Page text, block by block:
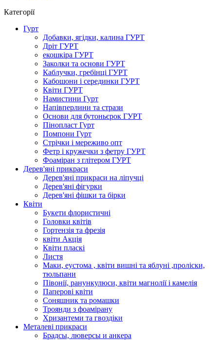
Категорії
Гурт
Добавки, ягідки, калина ГУРТ
Дріт ГУРТ
екошкіра ГУРТ
Заколки та основи ГУРТ
Каблучки, гребінці ГУРТ
Кабошони і серединки ГУРТ
Квіти ГУРТ
Намистини Гурт
Напівперлини та стрази
Основи для бутоньєрок ГУРТ
Пінопласт Гурт
Помпони Гурт
Стрічки і мереживо опт
Фетр і кружечки з фетру ГУРТ
Фоаміран з глітером ГУРТ
Дерев'яні прикраси
Дерев'яні прикраси на ліпучці
Дерев'яні фігурки
Дерев'яні фішки та бірки
Квіти
Букети флористичні
Головки квітів
Гортензія та фрезія
квіти Акція
Квіти пласкі
Листя
Маки, еустома , квіти вишні та яблуні ,проліски,
тюльпани
Півонії, ранункулюси, квіти магнолії і камелія
Паперові квіти
Соняшник та ромашки
Троянди з фоамірану
Хризантеми та гвоздіки
Металеві прикраси
Брадсы, люверсы и анкера